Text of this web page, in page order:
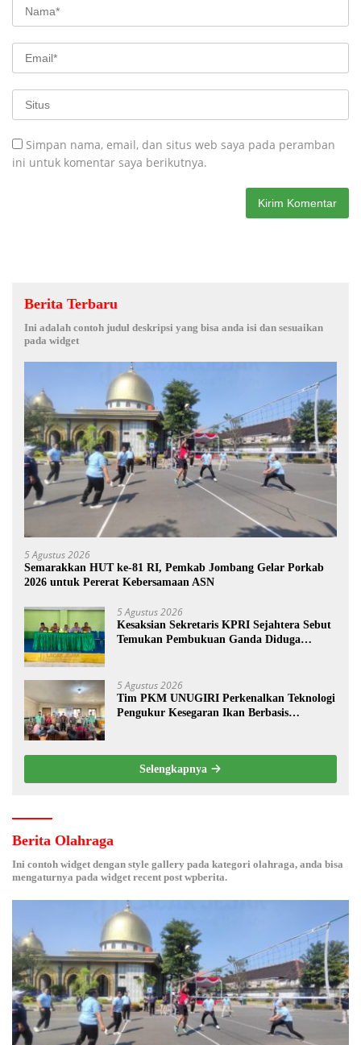
Simpan nama, email, dan situs web saya pada peramban
ini untuk komentar saya berikutnya.
Berita Terbaru
Ini adalah contoh judul deskripsi yang bisa anda isi dan sesuaikan
pada widget
5 Agustus 2026
Semarakkan HUT ke-81 RI, Pemkab Jombang Gelar Porkab
2026 untuk Pererat Kebersamaan ASN
5 Agustus 2026
Kesaksian Sekretaris KPRI Sejahtera Sebut
Temukan Pembukuan Ganda Diduga
5 Agustus 2026
Tim PKM UNUGIRI Perkenalkan Teknologi
Pengukur Kesegaran Ikan Berbasis
Selengkapnya
Berita Olahraga
Ini contoh widget dengan style gallery pada kategori olahraga, anda bisa
mengaturnya pada widget recent post wpberita.